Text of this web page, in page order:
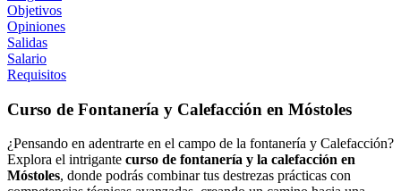
Objetivos
Opiniones
Salidas
Salario
Requisitos
Curso de Fontanería y Calefacción en Móstoles
¿Pensando en adentrarte en el campo de la fontanería y Calefacción?
Explora el intrigante curso de fontanería y la calefacción en
Móstoles, donde podrás combinar tus destrezas prácticas con